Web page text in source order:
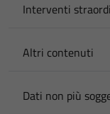
Interventi
Altri contenuti
Dati non più